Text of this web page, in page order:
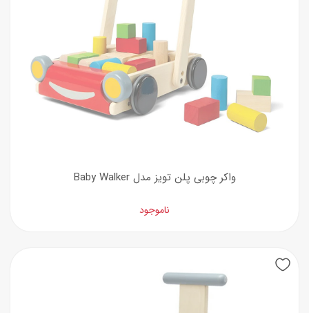
واکر چوبی پلن تویز مدل Baby Walker
ناموجود